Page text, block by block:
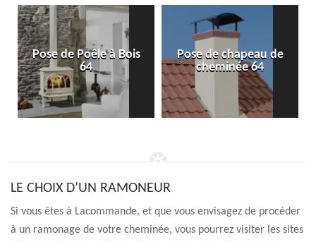
Pose de Poêle à Bois
64
Pose de chapeau de
cheminée 64
LE CHOIX D’UN RAMONEUR
Si vous êtes à Lacommande, et que vous envisagez de procéder
à un ramonage de votre cheminée, vous pourrez visiter les sites